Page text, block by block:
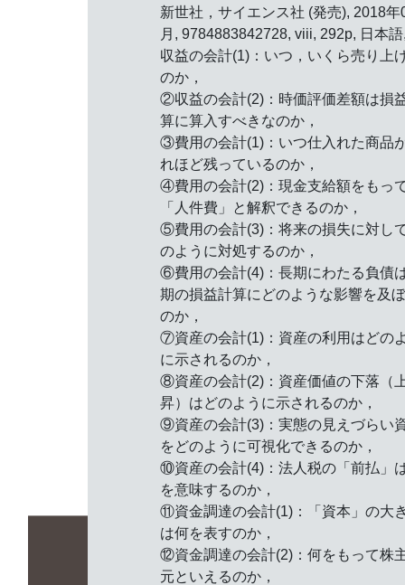
新世社，サイエンス社 (発売), 2018年
月, 9784883842728, viii, 292p, 日本
収益の会計(1)：いつ，いくら売り上
のか，
②収益の会計(2)：時価評価差額は損
算に算入すべきなのか，
③費用の会計(1)：いつ仕入れた商品
れほど残っているのか，
④費用の会計(2)：現金支給額をもっ
「人件費」と解釈できるのか，
⑤費用の会計(3)：将来の損失に対し
のように対処するのか，
⑥費用の会計(4)：長期にわたる負債
期の損益計算にどのような影響を及
のか，
⑦資産の会計(1)：資産の利用はどの
に示されるのか，
⑧資産の会計(2)：資産価値の下落（
昇）はどのように示されるのか，
⑨資産の会計(3)：実態の見えづらい
をどのように可視化できるのか，
⑩資産の会計(4)：法人税の「前払」
を意味するのか，
⑪資金調達の会計(1)：「資本」の大
は何を表すのか，
⑫資金調達の会計(2)：何をもって株
元といえるのか，